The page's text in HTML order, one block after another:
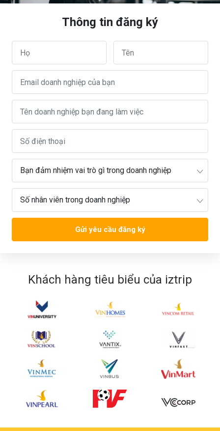
Thông tin đăng ký
Gửi yêu cầu đăng ký
Khách hàng tiêu biểu của iztrip